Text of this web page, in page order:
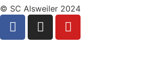
© SC Alsweiler 2024